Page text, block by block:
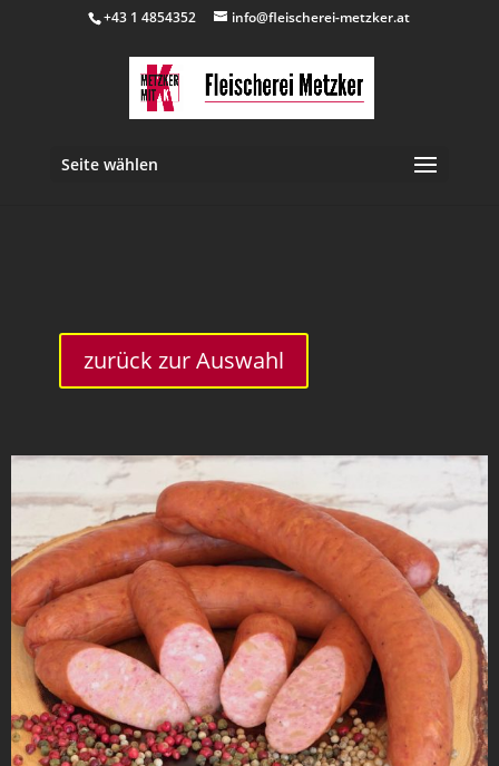
+43 1 4854352 info@fleischerei-metzker.at
Seite wählen
zurück zur Auswahl